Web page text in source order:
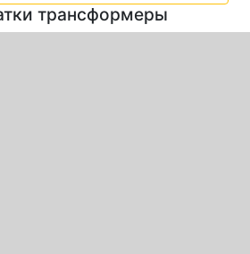
матрасы)
кровати)
трансформеры